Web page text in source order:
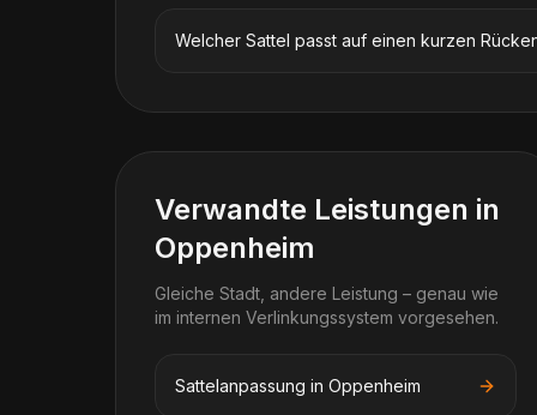
Welcher Sattel passt auf einen kurzen
Verwandte Leistungen in
Oppenheim
Gleiche Stadt, andere Leistung – genau wie
im internen Verlinkungssystem vorgesehen.
Sattelanpassung in Oppenheim